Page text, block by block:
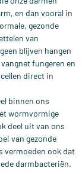
en dan vooral in
gezonde
van
blijven hangen
fungeren en
direct in
binnen ons
wormvormige
deel uit van ons
van gezonde
vermoeden ook dat
darmbacteriën.